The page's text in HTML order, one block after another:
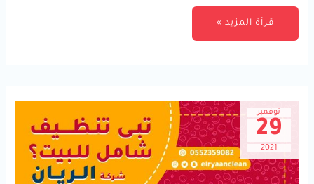
قرأة المزيد »
نوفمبر
29
2021